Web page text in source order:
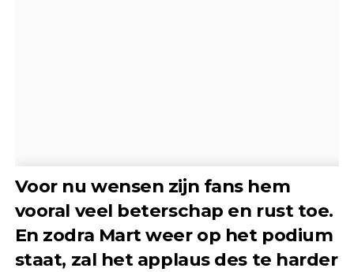
Voor nu wensen zijn fans hem
vooral veel beterschap en rust toe.
En zodra Mart weer op het podium
staat, zal het applaus des te harder